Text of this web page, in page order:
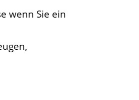
wenn Sie ein